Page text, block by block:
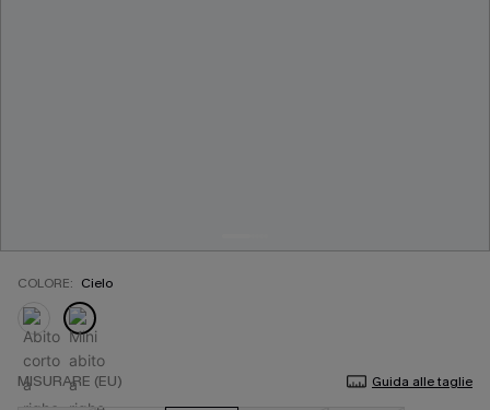
COLORE: Cielo
MISURARE (EU) Guida alle taglie